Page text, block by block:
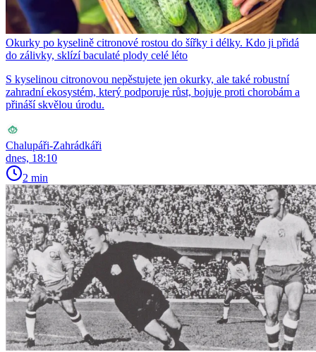
Okurky po kyselině citronové rostou do šířky i délky. Kdo ji přidá
do zálivky, sklízí baculaté plody celé léto
S kyselinou citronovou nepěstujete jen okurky, ale také robustní
zahradní ekosystém, který podporuje růst, bojuje proti chorobám a
přináší skvělou úrodu.
Chalupáři-Zahrádkáři
dnes, 18:10
2 min